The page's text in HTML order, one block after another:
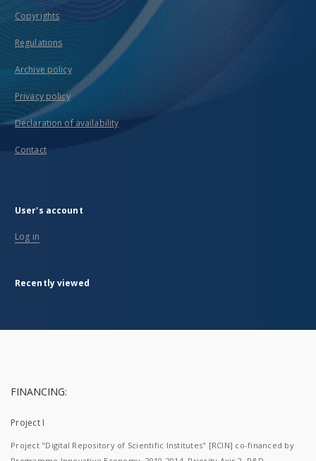
Copyrights
Regulations
Archive policy
Privacy policy
Declaration of availability
Contact
User's account
Log in
Recently viewed
FINANCING:
Project I
Project "Digital Repository of Scientific Institutes" [RCIN] co-financed by